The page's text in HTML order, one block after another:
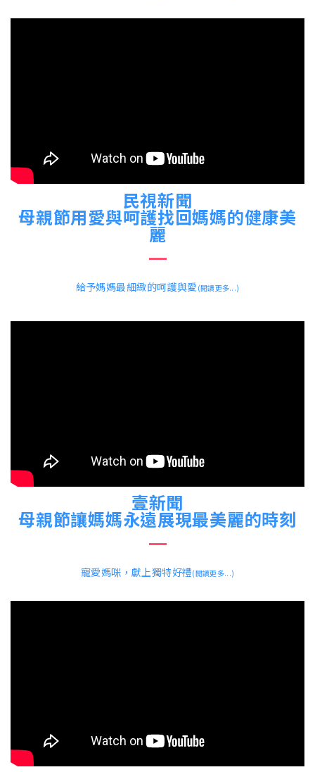
民視新聞
母親節用愛與呵護找回媽媽的健康美
麗
給予媽媽最細緻的呵護與愛 (閱讀更多...)
壹新聞
母親節讓媽媽永遠展現最美麗的時刻
寵愛媽咪，獻上獨特好禮(閱讀更多...)